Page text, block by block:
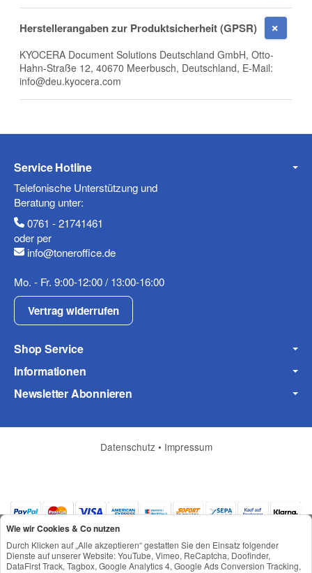
Mobiltelefon
Fax
Frage zum Artikel
Ihre Frage
Herstellerangaben zur Produktsicherheit (GPSR)
KYOCERA Document Solutions Deutschland GmbH, Otto-
Hahn-Straße 12, 40670 Meerbusch, Deutschland, E-Mail:
info@deu.kyocera.com
Service Hotline
Telefonische Unterstützung und
Beratung unter:
0761 - 21741461
oder per
info@toneroffice.de
Mo. - Fr. 9:00-12:00 / 13:00-16:00
Vertrag widerrufen
Shop Service
Informationen
Newsletter Abonnieren
Datenschutz • Impressum
Wie wir Cookies & Co nutzen
Durch Klicken auf „Alle akzeptieren“ gestatten Sie den Einsatz folgender
Dienste auf unserer Website: YouTube, Vimeo, ReCaptcha, Doofinder,
DataFirst Track, Tagbox, Google Analytics 4, Google Ads Conversion Tracking,